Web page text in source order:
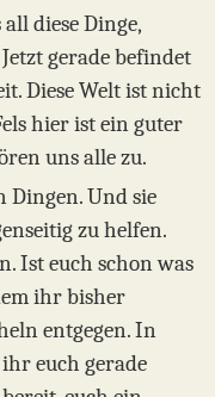
diese Dinge,
gerade befindet
Diese Welt ist nicht
hier ist ein guter
uns alle zu.
Dingen. Und sie
zu helfen.
Ist euch schon was
ihr bisher
entgegen. In
euch gerade